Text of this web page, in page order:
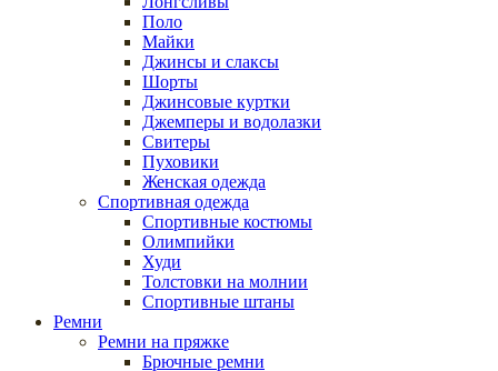
Поло
Майки
Джинсы и слаксы
Шорты
Джинсовые куртки
Джемперы и водолазки
Свитеры
Пуховики
Женская одежда
Спортивная одежда
Спортивные костюмы
Олимпийки
Худи
Толстовки на молнии
Спортивные штаны
Ремни
Ремни на пряжке
Брючные ремни